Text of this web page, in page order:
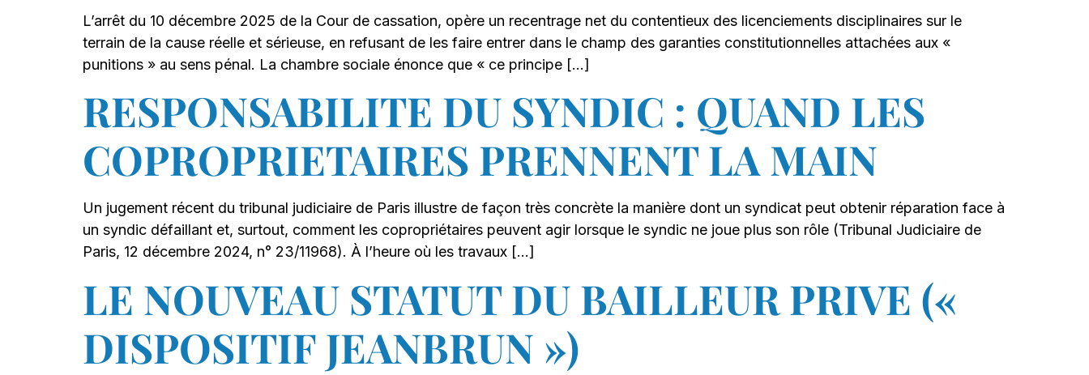
L’arrêt du 10 décembre 2025 de la Cour de cassation, opère un recentrage net du contentieux des licenciements disciplinaires sur le
terrain de la cause réelle et sérieuse, en refusant de les faire entrer dans le champ des garanties constitutionnelles attachées aux «
punitions » au sens pénal. La chambre sociale énonce que « ce principe […]
RESPONSABILITE DU SYNDIC : QUAND LES
COPROPRIETAIRES PRENNENT LA MAIN
Un jugement récent du tribunal judiciaire de Paris illustre de façon très concrète la manière dont un syndicat peut obtenir réparation face à
un syndic défaillant et, surtout, comment les copropriétaires peuvent agir lorsque le syndic ne joue plus son rôle (Tribunal Judiciaire de
Paris, 12 décembre 2024, n° 23/11968). À l’heure où les travaux […]
LE NOUVEAU STATUT DU BAILLEUR PRIVE («
DISPOSITIF JEANBRUN »)